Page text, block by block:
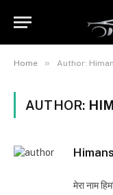
Home » Author:
AUTHOR:
मेरा नाम